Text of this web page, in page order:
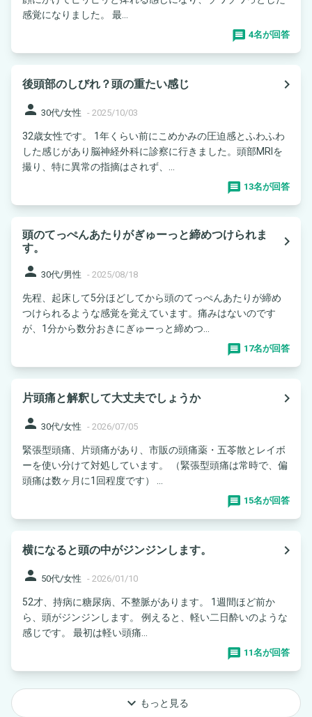
感覚になりました。 最...
4名が回答
後頭部のしびれ？頭の重たい感じ
navigate_next
person 30代/女性 - 2025/10/03
32歳女性です。 1年くらい前にこめかみの圧迫感とふわふわ
した感じがあり脳神経外科に診察に行きました。頭部MRIを
撮り、特に異常の指摘はされず、...
13名が回答
頭のてっぺんあたりがぎゅーっと締めつけられま
す。
navigate_next
person 30代/男性 - 2025/08/18
先程、起床して5分ほどしてから頭のてっぺんあたりが締め
つけられるような感覚を覚えています。痛みはないのです
が、1分から数分おきにぎゅーっと締めつ...
17名が回答
片頭痛と解釈して大丈夫でしょうか
navigate_next
person 30代/女性 - 2026/07/05
緊張型頭痛、片頭痛があり、市販の頭痛薬・五苓散とレイボ
ーを使い分けて対処しています。 （緊張型頭痛は常時で、偏
頭痛は数ヶ月に1回程度です） ...
15名が回答
横になると頭の中がジンジンします。
navigate_next
person 50代/女性 - 2026/01/10
52才、持病に糖尿病、不整脈があります。 1週間ほど前か
ら、頭がジンジンします。 例えると、軽い二日酔いのような
感じです。 最初は軽い頭痛...
11名が回答
keyboard_arrow_down もっと見る